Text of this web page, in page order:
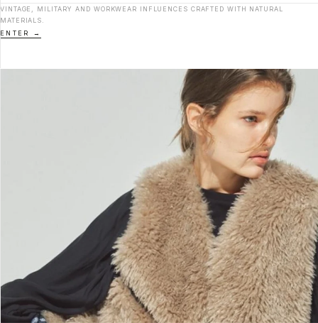
VINTAGE, MILITARY AND WORKWEAR INFLUENCES CRAFTED WITH NATURAL
MATERIALS.
ENTER